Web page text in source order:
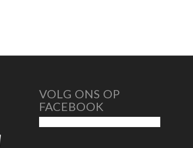
VOLG ONS OP
FACEBOOK